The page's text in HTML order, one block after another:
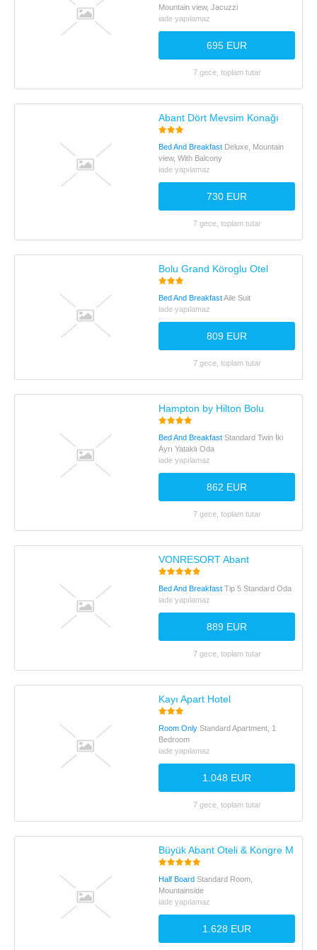
Mountain view, Jacuzzi
iade yapılamaz
695 EUR
7 gece, toplam tutar
Abant Dört Mevsim Konağı
Bed And Breakfast Deluxe, Mountain
view, With Balcony
iade yapılamaz
730 EUR
7 gece, toplam tutar
Bolu Grand Köroglu Otel
Bed And BreakfastAile Suit
iade yapılamaz
809 EUR
7 gece, toplam tutar
Hampton by Hilton Bolu
Bed And Breakfast Standard Twin İki
Ayrı Yataklı Oda
iade yapılamaz
862 EUR
7 gece, toplam tutar
VONRESORT Abant
Bed And Breakfast Tip 5 Standard Oda
iade yapılamaz
889 EUR
7 gece, toplam tutar
Kayı Apart Hotel
Room Only Standard Apartment, 1
Bedroom
iade yapılamaz
1.048 EUR
7 gece, toplam tutar
Büyük Abant Oteli & Kongre
Half Board Standard Room,
Mountainside
iade yapılamaz
1.628 EUR